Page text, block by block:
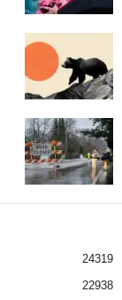
24319
22938